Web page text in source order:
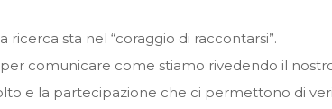
sta nel “coraggio di raccontarsi”.
comunicare come stiamo rivedendo il
e la partecipazione che ci permettono di